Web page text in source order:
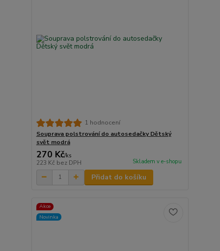
1 hodnocení
Souprava polstrování do autosedačky Dětský
svět modrá
270 Kč/ks
223 Kč bez DPH Skladem v e-shopu
Přidat do košíku
Akce
Novinka